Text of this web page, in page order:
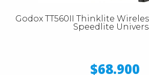
Godox TT560II Thinklite
Speedlite
$68.900